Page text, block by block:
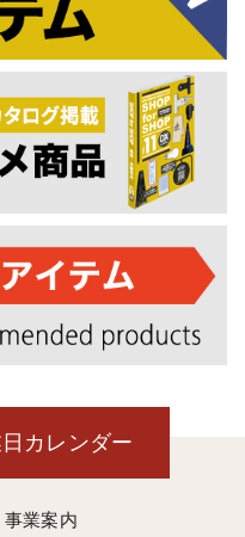
カレンダー
事業案内